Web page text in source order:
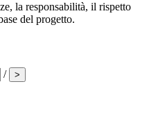
la responsabilità, il rispetto
del progetto.
/
>